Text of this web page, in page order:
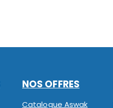
NOS OFFRES
Catalogue Aswak